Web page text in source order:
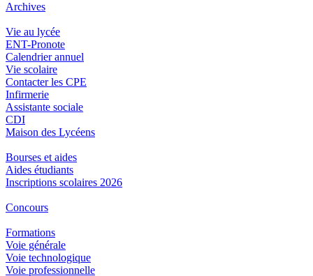
Archives
Vie au lycée
ENT-Pronote
Calendrier annuel
Vie scolaire
Contacter les CPE
Infirmerie
Assistante sociale
CDI
Maison des Lycéens
Bourses et aides
Aides étudiants
Inscriptions scolaires 2026
Concours
Formations
Voie générale
Voie technologique
Voie professionnelle